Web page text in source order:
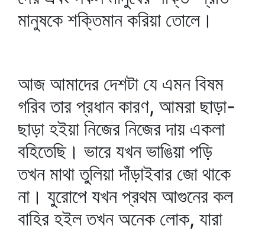
মানুষকে শক্তিমান করিয়া তোলে।
আজ আমাদের দেশটা যে এমন বিষম
গরিব তার প্রধান কারণ, আমরা ছাড়া-
ছাড়া হইয়া নিজের নিজের দায় একলা
বহিতেছি। ভারে যখন ভাঙিয়া পড়ি
তখন মাথা তুলিয়া দাঁড়াইবার জো থাকে
না। যুরোপে যখন প্রথম আগুনের কল
বাহির হইল তখন অনেক লোক, যারা